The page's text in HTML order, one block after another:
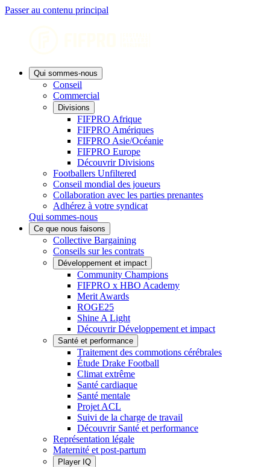
Passer au contenu principal
Qui sommes-nous
Conseil
Commercial
Divisions
FIFPRO Afrique
FIFPRO Amériques
FIFPRO Asie/Océanie
FIFPRO Europe
Découvrir Divisions
Footballers Unfiltered
Conseil mondial des joueurs
Collaboration avec les parties prenantes
Adhérez à votre syndicat
Qui sommes-nous
Ce que nous faisons
Collective Bargaining
Conseils sur les contrats
Développement et impact
Community Champions
FIFPRO x HBO Academy
Merit Awards
ROGE25
Shine A Light
Découvrir Développement et impact
Santé et performance
Traitement des commotions cérébrales
Étude Drake Football
Climat extrême
Santé cardiaque
Santé mentale
Projet ACL
Suivi de la charge de travail
Découvrir Santé et performance
Représentation légale
Maternité et post-partum
Player IQ